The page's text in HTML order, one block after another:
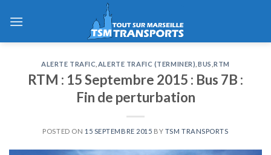
ALERTE TRAFIC ALERTE TRAFIC (TERMINER) BUS ,RTM
RTM : 15 Septembre 2015 : Bus 7B :
Fin de perturbation
POSTED ON 15 SEPTEMBRE 2015 BY TSM TRANSPORTS